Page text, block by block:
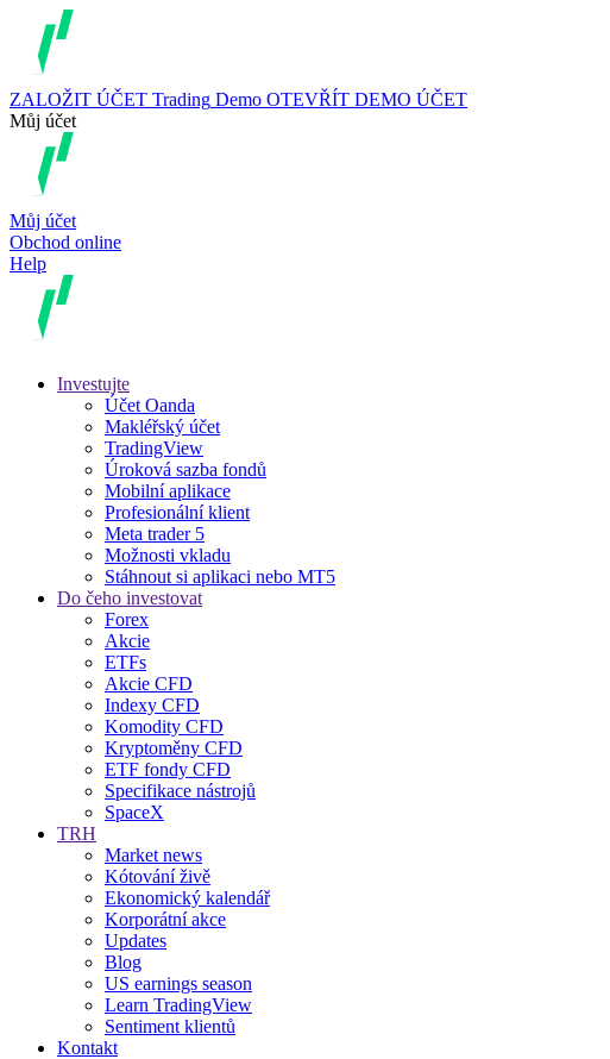
ZALOŽIT ÚČET Trading Demo OTEVŘÍT DEMO ÚČET
Můj účet
Můj účet
Obchod online
Help
Investujte
Účet Oanda
Makléřský účet
TradingView
Úroková sazba fondů
Mobilní aplikace
Profesionální klient
Meta trader 5
Možnosti vkladu
Stáhnout si aplikaci nebo MT5
Do čeho investovat
Forex
Akcie
ETFs
Akcie CFD
Indexy CFD
Komodity CFD
Kryptoměny CFD
ETF fondy CFD
Specifikace nástrojů
SpaceX
TRH
Market news
Kótování živě
Ekonomický kalendář
Korporátní akce
Updates
Blog
US earnings season
Learn TradingView
Sentiment klientů
Kontakt